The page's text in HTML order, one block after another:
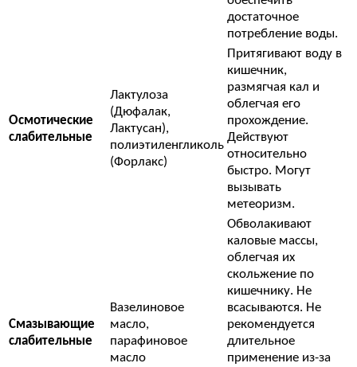
достаточное
потребление воды.
Осмотические
слабительные
Лактулоза
(Дюфалак,
Лактусан),
полиэтиленгликоль
(Форлакс)
Притягивают воду в
кишечник,
размягчая кал и
облегчая его
прохождение.
Действуют
относительно
быстро. Могут
вызывать
метеоризм.
Смазывающие
слабительные
Вазелиновое
масло,
парафиновое
масло
Обволакивают
каловые массы,
облегчая их
скольжение по
кишечнику. Не
всасываются. Не
рекомендуется
длительное
применение из-за